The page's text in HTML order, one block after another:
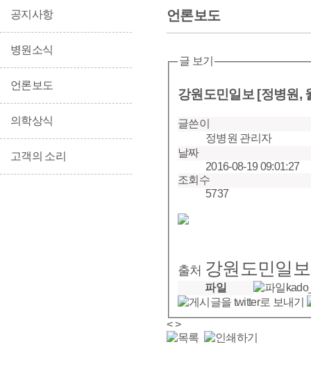
공지사항
병원소식
언론보도
의학상식
고객의 소리
언론보도
글 보기
강원도민일보 [정병원,
글쓴이
정병원 관리자
날짜
2016-08-19 09:01:27
조회수
5737
출처 강원도민일보
파일
< >